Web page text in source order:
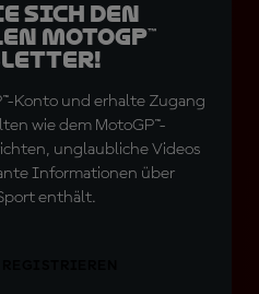
sich den
MotoGP™
Konto und erhalte Zugang
wie dem MotoGP™-
unglaubliche Videos
Informationen über
enthält.